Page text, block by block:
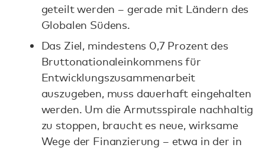
geteilt werden – gerade mit Ländern des
Globalen Südens.
Das Ziel, mindestens 0,7 Prozent des
Bruttonationaleinkommens für
Entwicklungszusammenarbeit
auszugeben, muss dauerhaft eingehalten
werden. Um die Armutsspirale nachhaltig
zu stoppen, braucht es neue, wirksame
Wege der Finanzierung – etwa in der in